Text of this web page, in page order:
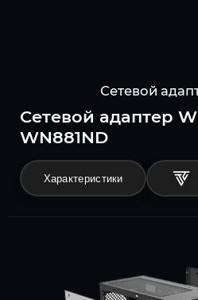
Сетевой
Сетевой адаптер
WN881ND
Характеристики